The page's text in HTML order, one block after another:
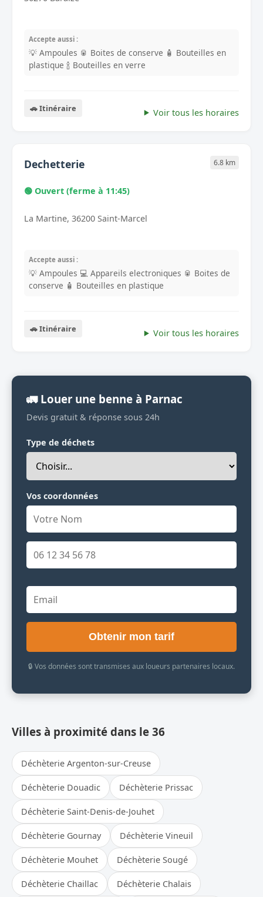
Accepte aussi :
💡 Ampoules 🥫 Boites de conserve 🧴 Bouteilles en
plastique 🍾 Bouteilles en verre
🚗 Itinéraire Voir tous les horaires
Dechetterie 6.8 km
🟢 Ouvert (ferme à 11:45)
La Martine, 36200 Saint-Marcel
Accepte aussi :
💡 Ampoules 💻 Appareils electroniques 🥫 Boites de
conserve 🧴 Bouteilles en plastique
🚗 Itinéraire Voir tous les horaires
🚛 Louer une benne à Parnac
Devis gratuit & réponse sous 24h
Type de déchets
Vos coordonnées
Obtenir mon tarif
🔒 Vos données sont transmises aux loueurs partenaires locaux.
Villes à proximité dans le 36
Déchèterie Argenton-sur-Creuse
Déchèterie Douadic Déchèterie Prissac
Déchèterie Saint-Denis-de-Jouhet
Déchèterie Gournay Déchèterie Vineuil
Déchèterie Mouhet Déchèterie Sougé
Déchèterie Chaillac Déchèterie Chalais